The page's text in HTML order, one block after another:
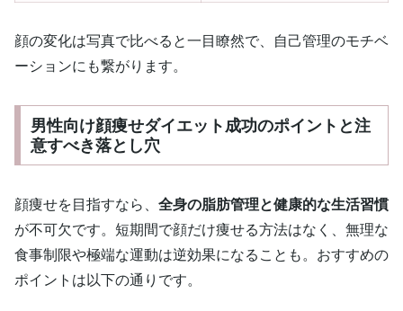
顔の変化は写真で比べると一目瞭然で、自己管理のモチベ
ーションにも繋がります。
男性向け顔痩せダイエット成功のポイントと注
意すべき落とし穴
顔痩せを目指すなら、 全身の脂肪管理と健康的な生活習慣
が不可欠です。短期間で顔だけ痩せる方法はなく、無理な
食事制限や極端な運動は逆効果になることも。おすすめの
ポイントは以下の通りです。